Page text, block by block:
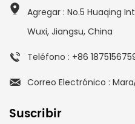
Agregar : No.5 Huaqing
Wuxi, Jiangsu, China
Teléfono : +86
Correo Electrónico :
Suscribir